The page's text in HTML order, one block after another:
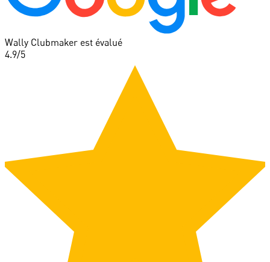
Wally Clubmaker est évalué
4.9/5